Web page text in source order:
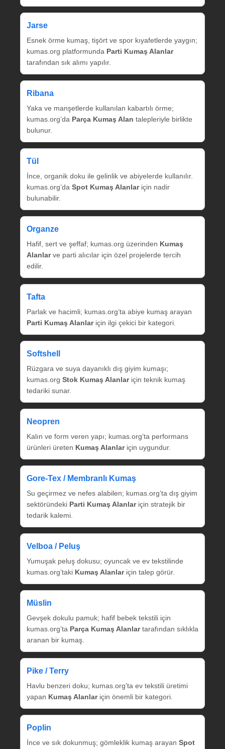
Jarse
Esnek örme kumaş, tişört ve spor kıyafetlerde yaygın;
kumas.org platformunda Parti Kumaş Alanlar
tarafından sık alımı yapılır.
Ribana
Yaka ve manşetlerde kullanılan kabartılı örme;
kumas.org’da Parça Kumaş Alan talepleriyle birlikte
bulunur.
Tül
İnce, organik doku ile gelinlik ve abiyelerde kullanılır.
kumas.org’da Spot Kumaş Alanlariçin nadir
bulunabilir.
Organze
Hafif, sert ve şeffaf; kumas.org üzerinden Kumaş
Alanlarve parti alıcılar için özel projelerde tercih
edilir.
Tafta
Parlak ve hacimli; kumas.org’ta abiye kumaş arayan
Parti Kumaş Alanlariçin ilgi çekici bir kategori.
Softshell
Rüzgara ve suya dayanıklı dış giyim kumaşı;
kumas.org Stok Kumaş Alanlariçin teknik kumaş
tedariki sunar.
Neopren
Kalın ve form veren yapı; kumas.org’ta performans
ürünleri üreten Kumaş Alanlariçin uygundur.
Gore‑Tex / Membranlı Kumaş
Su geçirmez ve nefes alabilen; kumas.org’ta dış giyim
sektöründeki Parti Kumaş Alanlariçin stratejik bir
tedarik kalemi.
Velboa / Peluş
Yumuşak peluş dokusu; oyuncak ve ev tekstilinde
kumas.org’taki Kumaş Alanlariçin talep görür.
Müslin
Gevşek dokulu pamuk; hafif bebek tekstili için
kumas.org’ta Parça Kumaş Alanlartarafından sıklıkla
aranan bir kumaş.
Pike / Terry
Havlu benzeri doku; kumas.org’ta ev tekstili üretimi
yapan Kumaş Alanlariçin önemli bir kategori.
Poplin
İnce ve sık dokunmuş; gömleklik kumaş arayan Spot